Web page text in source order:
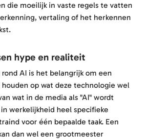
die moeilijk in vaste regels te vatten
vertaling of het herkennen
hype en realiteit
AI is het belangrijk om een
op wat deze technologie wel
wat in de media als "AI" wordt
werkelijkheid heel specifieke
voor één bepaalde taak. Een
dan wel een grootmeester